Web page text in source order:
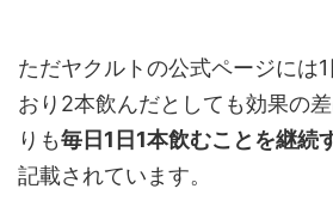
ただヤクルトの公式ページには
おり2本飲んだとしても効果の
りも毎日1日1本飲むことを継続
記載されています。